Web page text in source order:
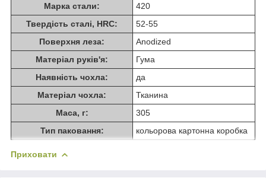
Марка стали:
420
Твердість сталі, HRC:
52-55
Поверхня леза:
Anodized
Матеріал руків'я:
Гума
Наявність чохла:
да
Матеріал чохла:
Тканина
Маса, г:
305
Тип паковання:
кольорова картонна коробка
Приховати